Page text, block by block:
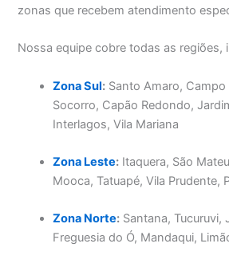
zonas que recebem atendimento
Nossa equipe cobre todas as regiões,
Zona Sul: Santo Amaro,
Socorro, Capão Redondo,
Interlagos, Vila Mariana
Zona Leste: Itaquera, São
Mooca, Tatuapé, Vila Prudente,
Zona Norte: Santana, Tucuruvi,
Freguesia do Ó, Mandaqui,